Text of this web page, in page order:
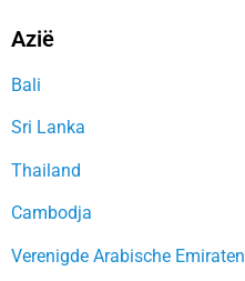
Azië
Bali
Sri Lanka
Thailand
Cambodja
Verenigde Arabische Emiraten